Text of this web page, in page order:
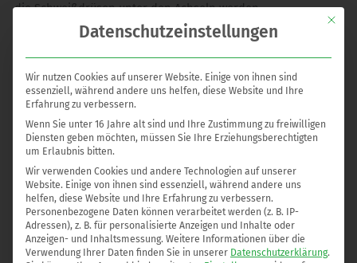
die Schweißdrüsen unter den Achseln werden
eingeschmolzen. Anschließend werden die verödeten
abgesaugt.
Schweißdrüsenabsaugung: Kosten und Ablauf
Nach dem Eingriff, der unter Lokalanästhesie vorgenommen
wird, können Betroffene ihren Alltag wieder unbeschwerter
beschreiten und von einer verbesserten Lebensqualität
profitieren. Die Hyperhidrose-Behandlung vermindert
langfristig übermäßiges Schwitzen. Auch die Ausfallzeit nach
dem Eingriff beträgt nur ein Wochenende. Wer also
dauerhaft unter diesem Problem leidet, findet Erleichterung
Mit
Datenschutzeinstellungen
Wir nutzen Cookies auf unserer Website. Einige von ihnen sind
essenziell, während andere uns helfen, diese Website und Ihre
Erfahrung zu verbessern.
Wenn Sie unter 16 Jahre alt sind und Ihre Zustimmung zu freiwilligen
Diensten geben möchten, müssen Sie Ihre Erziehungsberechtigten
um Erlaubnis bitten.
Wir verwenden Cookies und andere Technologien auf unserer
Website. Einige von ihnen sind essenziell, während andere uns
helfen, diese Website und Ihre Erfahrung zu verbessern.
Personenbezogene Daten können verarbeitet werden (z. B. IP-
Adressen), z. B. für personalisierte Anzeigen und Inhalte oder
Anzeigen- und Inhaltsmessung. Weitere Informationen über die
Verwendung Ihrer Daten finden Sie in unserer Datenschutzerklärung.